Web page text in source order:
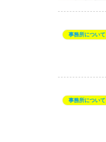
事務所について
事務所について